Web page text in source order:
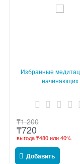
Избранные
начинающих
₸1 200
₸720
выгода₸480или40%
Добавить